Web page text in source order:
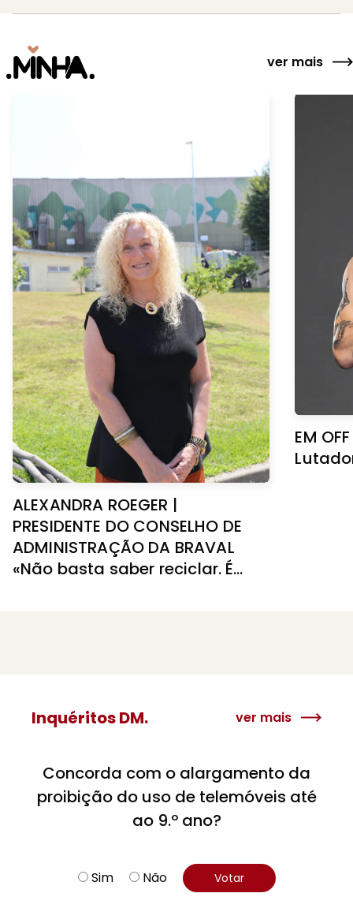
ver mais
ALEXANDRA ROEGER |
PRESIDENTE DO CONSELHO DE
ADMINISTRAÇÃO DA BRAVAL
«Não basta saber reciclar. É
EM
Inquéritos DM. ver mais
Concorda com o alargamento da
proibição do uso de telemóveis até
ao 9.º ano?
Sim Não Votar